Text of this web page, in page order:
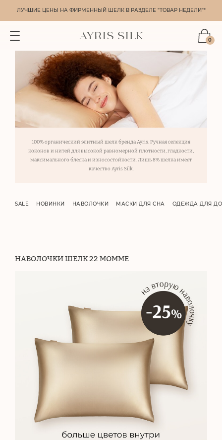
ЛУЧШИЕ ЦЕНЫ НА ФИРМЕННЫЙ ШЕЛК В РАЗДЕЛЕ "ТОВАР НЕДЕЛИ"*
0
100% органический элитный шелк бренда Ayris. Ручная селекция
коконов и нитей для высокой равномерной плотности, гладкости,
максимального блеска и износостойкости. Лишь 8% шелка имеет
качество Ayris Silk.
SALE НОВИНКИ НАВОЛОЧКИ МАСКИ ДЛЯ СНА ОДЕЖДА ДЛЯ
НАВОЛОЧКИ ШЕЛК 22 МОММЕ